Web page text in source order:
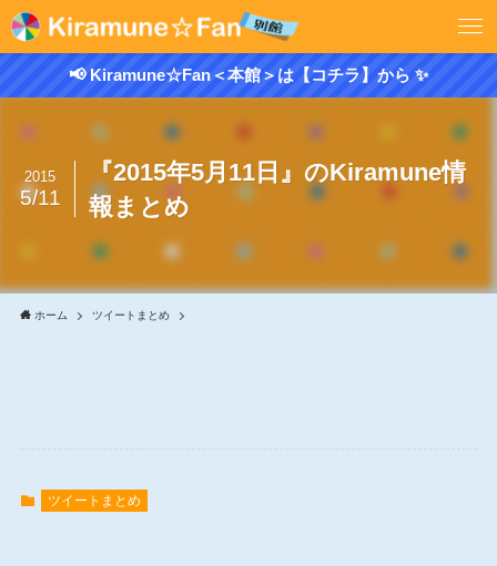
📢 Kiramune☆Fan＜本館＞は【コチラ】から ✨
『2015年5月11日』のKiramune情
報まとめ
2015
5/11
ホーム ツイートまとめ
ツイートまとめ